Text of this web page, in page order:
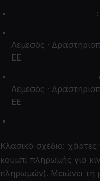
Λεμεσός ·
ΕΕ
Λεμεσός ·
ΕΕ
Κλασικό σχέδιο:
κουμπί πληρωμής για
πληρωμών). Μειώνει τη